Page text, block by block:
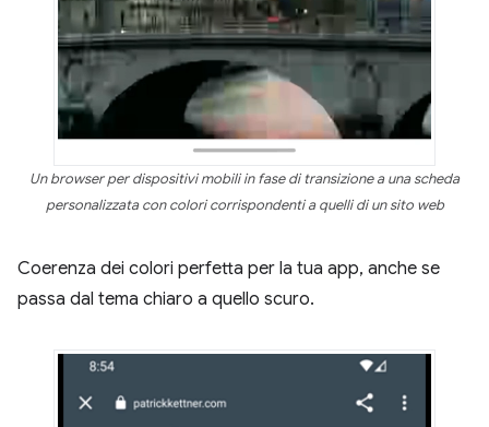
Un browser per dispositivi mobili in fase di transizione a una scheda
personalizzata con colori corrispondenti a quelli di un sito web
Coerenza dei colori perfetta per la tua app, anche se
passa dal tema chiaro a quello scuro.